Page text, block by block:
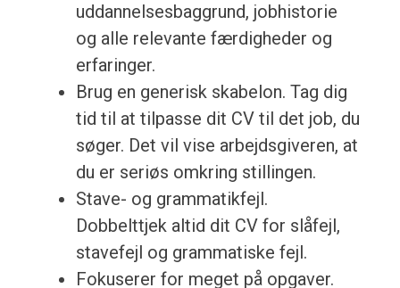
uddannelsesbaggrund, jobhistorie
og alle relevante færdigheder og
erfaringer.
Brug en generisk skabelon. Tag dig
tid til at tilpasse dit CV til det job, du
søger. Det vil vise arbejdsgiveren, at
du er seriøs omkring stillingen.
Stave- og grammatikfejl.
Dobbelttjek altid dit CV for slåfejl,
stavefejl og grammatiske fejl.
Fokuserer for meget på opgaver.